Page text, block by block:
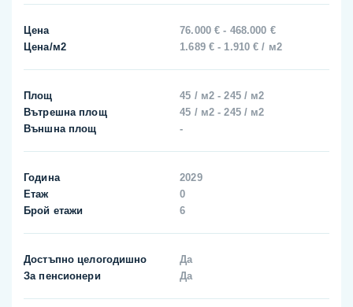
Цена
76.000 € - 468.000 €
Цена/м2
1.689 € - 1.910 € / м2
Площ
45 / м2 - 245 / м2
Вътрешна площ
45 / м2 - 245 / м2
Външна площ
-
Година
2029
Етаж
0
Брой етажи
6
Достъпно целогодишно
Да
За пенсионери
Да